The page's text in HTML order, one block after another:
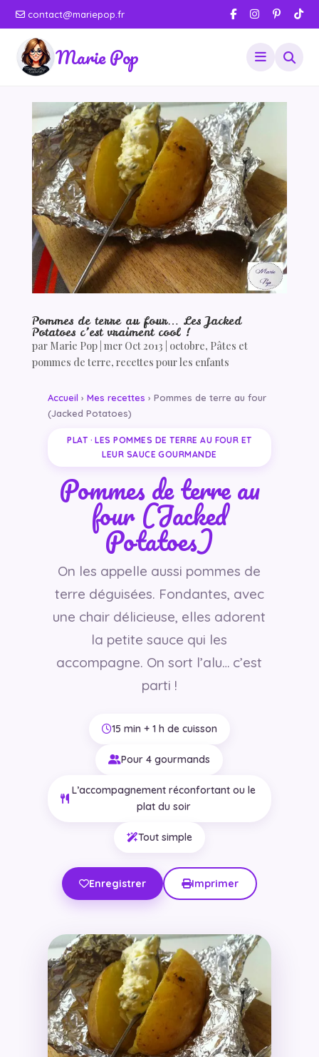
contact@mariepop.fr
Marie Pop
Pommes de terre au four… Les Jacked
Potatoes c’est vraiment cool !
par Marie Pop| mer Oct 2013 octobre, Pâtes et
pommes de terre, recettes pour les enfants
Accueil › Mes recettes › Pommes de terre au four
(Jacked Potatoes)
PLAT · LES POMMES DE TERRE AU FOUR ET
LEUR SAUCE GOURMANDE
Pommes de terre au
four (Jacked
Potatoes)
On les appelle aussi pommes de
terre déguisées. Fondantes, avec
une chair délicieuse, elles adorent
la petite sauce qui les
accompagne. On sort l’alu… c’est
parti !
15 min + 1 h de cuisson
Pour 4 gourmands
L’accompagnement réconfortant ou le
plat du soir
Tout simple
Enregistrer Imprimer